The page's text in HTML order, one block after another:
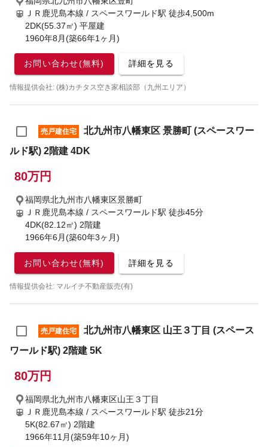
ＪＲ鹿児島本線 / スペースワールド駅 徒歩4,500m
2DK(55.37㎡) 平屋建
1960年8月(築66年1ヶ月)
お問い合わせ(無料) 詳細を見る
情報提供会社: (株)カチタス空き家相談部（九州エリア）
売戸建住宅
北九州市八幡東区 景勝町 (スペースワー
ルド駅) 2階建 4DK
80万円
福岡県北九州市八幡東区景勝町
ＪＲ鹿児島本線 / スペースワールド駅 徒歩45分
4DK(82.12㎡) 2階建
1966年6月(築60年3ヶ月)
お問い合わせ(無料) 詳細を見る
情報提供会社: マルイチ不動産販売(有)
売戸建住宅
北九州市八幡東区 山王３丁目 (スペース
ワールド駅) 2階建 5K
80万円
福岡県北九州市八幡東区山王３丁目
ＪＲ鹿児島本線 / スペースワールド駅 徒歩21分
5K(82.67㎡) 2階建
1966年11月(築59年10ヶ月)